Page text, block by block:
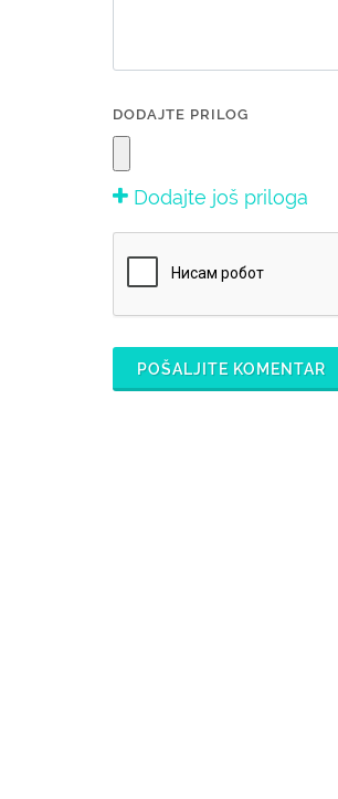
DODAJTE PRILOG
Dodajte još priloga
POŠALJITE KOMENTAR